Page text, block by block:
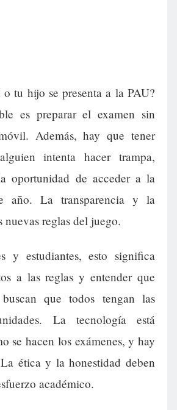
o tu hijo se presenta a la PAU?
es preparar el examen sin
Además, hay que tener
intenta hacer trampa,
oportunidad de acceder a la
año. La transparencia y la
nuevas reglas del juego.
y estudiantes, esto significa
a las reglas y entender que
buscan que todos tengan las
La tecnología está
se hacen los exámenes, y hay
ética y la honestidad deben
académico.